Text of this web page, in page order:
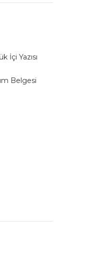
İçi Yazısı
Belgesi